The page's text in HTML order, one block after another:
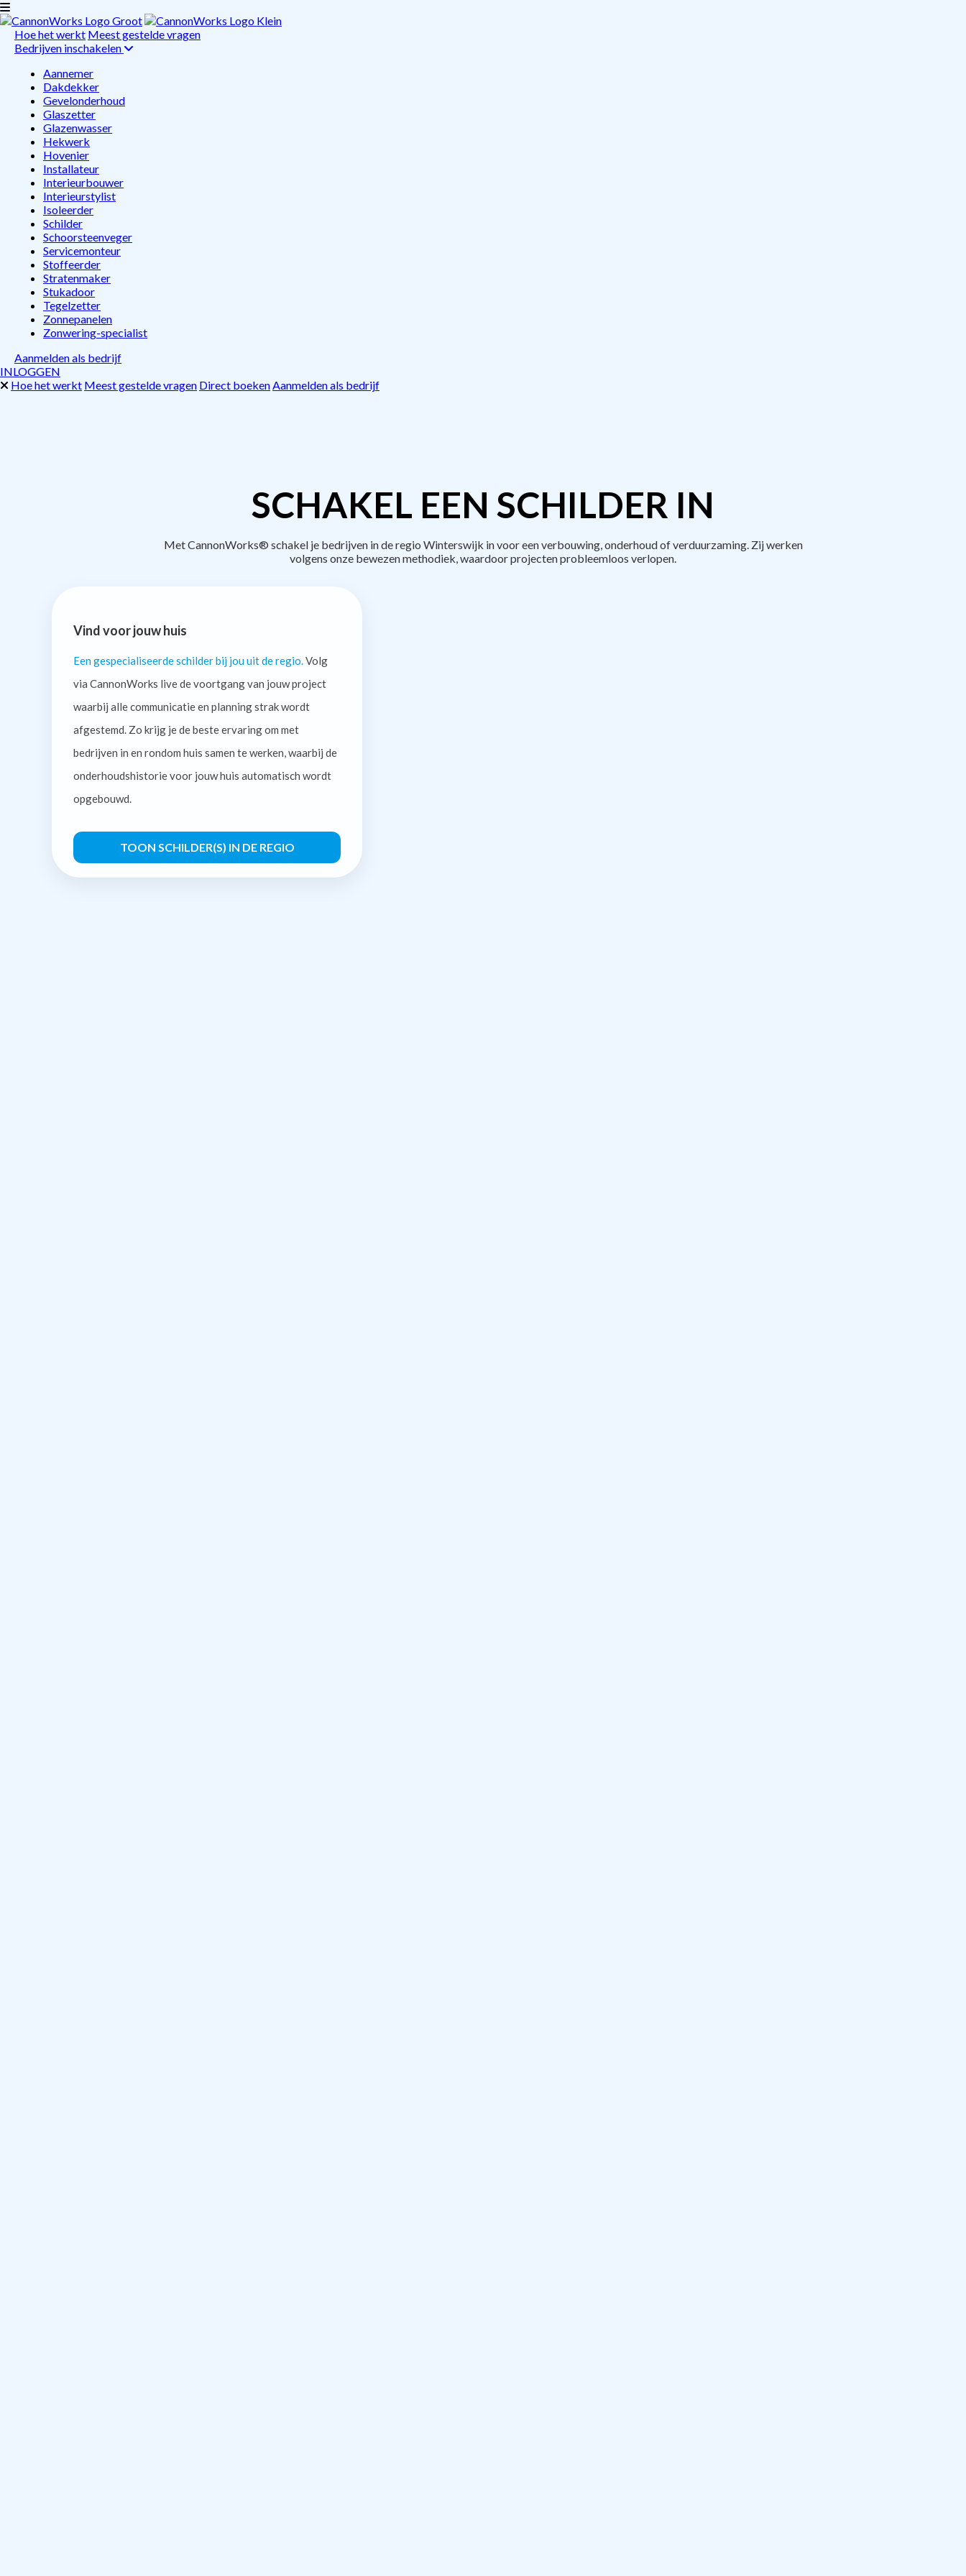
Hoe het werkt Meest gestelde vragen
Bedrijven inschakelen
Aannemer
Dakdekker
Gevelonderhoud
Glaszetter
Glazenwasser
Hekwerk
Hovenier
Installateur
Interieurbouwer
Interieurstylist
Isoleerder
Schilder
Schoorsteenveger
Servicemonteur
Stoffeerder
Stratenmaker
Stukadoor
Tegelzetter
Zonnepanelen
Zonwering-specialist
Aanmelden als bedrijf
INLOGGEN
Hoe het werkt Meest gestelde vragen Direct boekenAanmelden als bedrijf
SCHAKEL EEN SCHILDER IN
Met CannonWorks® schakel je bedrijven in de regio Winterswijk in voor een verbouwing, onderhoud of verduurzaming. Zij werken
volgens onze bewezen methodiek, waardoor projecten probleemloos verlopen.
Vind voor jouw huis
Een gespecialiseerde schilder bij jou uit de regio. Volg
via CannonWorks live de voortgang van jouw project
waarbij alle communicatie en planning strak wordt
afgestemd. Zo krijg je de beste ervaring om met
bedrijven in en rondom huis samen te werken, waarbij de
onderhoudshistorie voor jouw huis automatisch wordt
opgebouwd.
TOON SCHILDER(S) IN DE REGIO